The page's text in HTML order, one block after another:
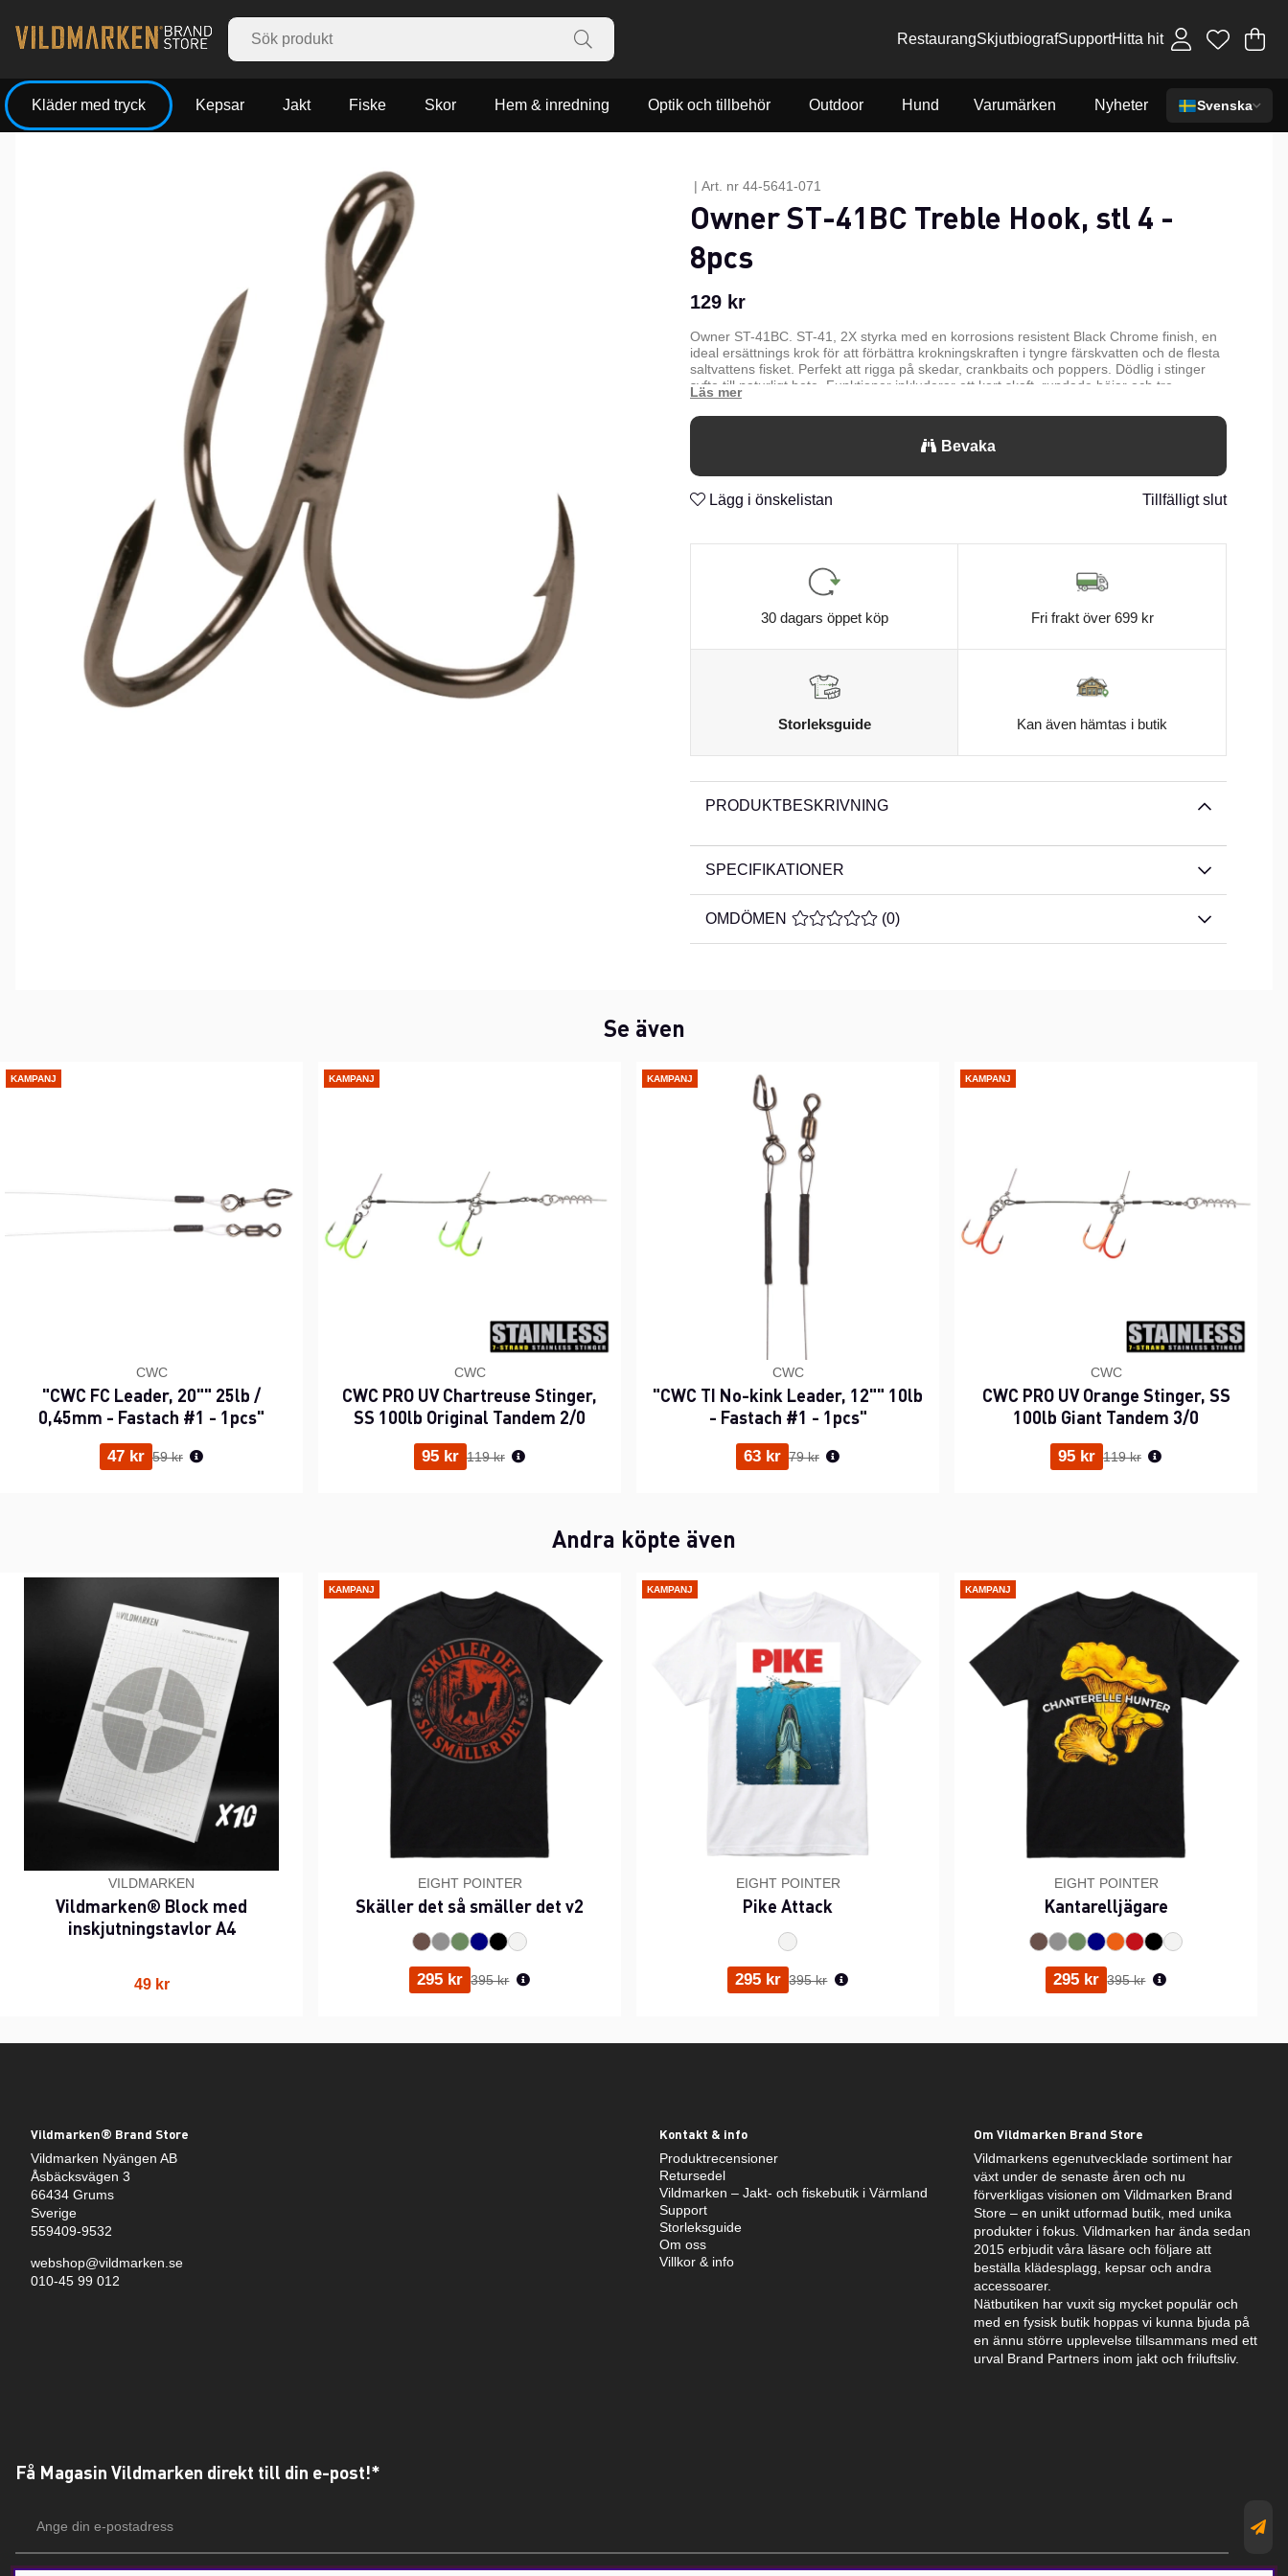
RestaurangSkjutbiografSupportHitta hit .
Kläder med tryck Kepsar Jakt Fiske Skor Hem & inredning Optik och tillbehör Outdoor Hund Varumärken Nyheter Svenska
| Art. nr 44-5641-071
Owner ST-41BC Treble Hook, stl 4 -
8pcs
129 kr
Owner ST-41BC. ST-41, 2X styrka med en korrosions resistent Black Chrome finish, en
ideal ersättnings krok för att förbättra krokningskraften i tyngre färskvatten och de flesta
saltvattens fisket. Perfekt att rigga på skedar, crankbaits och poppers. Dödlig i stinger
syfte till naturligt bete. Funktioner inkluderar ett kort skaft, rundade böjar och tre
graderade inåt slipade Cutting Points.
2X-Strong
n
Bevaka
Lägg i önskelistan Tillfälligt slut
30 dagars öppet köp Fri frakt över 699 kr
Storleksguide Kan även hämtas i butik
PRODUKTBESKRIVNING
SPECIFIKATIONER
OMDÖMEN MEDELBETYG 0 AV 5 ANTAL BETYG 0
(0)
Se även
KAMPANJ
CWC
"CWC FC Leader, 20"" 25lb /
0,45mm - Fastach #1 - 1pcs"
47 kr Ordinarie pris:
59 kr
KAMPANJ
CWC
CWC PRO UV Chartreuse Stinger,
SS 100lb Original Tandem 2/0
95 kr Ordinarie pris:
119 kr
KAMPANJ
CWC
"CWC TI No-kink Leader, 12"" 10lb
- Fastach #1 - 1pcs"
63 kr Ordinarie pris:
79 kr
KAMPANJ
CWC
CWC PRO UV Orange Stinger, SS
100lb Giant Tandem 3/0
95 kr Ordinarie pris:
119 kr
Andra köpte även
VILDMARKEN
Vildmarken® Block med
inskjutningstavlor A4
49 kr
KAMPANJ
EIGHT POINTER
Skäller det så smäller det v2
295 kr Ordinarie pris:
395 kr
KAMPANJ
EIGHT POINTER
Pike Attack
295 kr Ordinarie pris:
395 kr
KAMPANJ
EIGHT POINTER
Kantarelljägare
295 kr Ordinarie pris:
395 kr
Vildmarken® Brand Store
Vildmarken Nyängen AB
Åsbäcksvägen 3
66434 Grums
Sverige
559409-9532
webshop@vildmarken.se
010-45 99 012
Kontakt & info
Produktrecensioner
Retursedel
Vildmarken – Jakt- och fiskebutik i Värmland
Support
Storleksguide
Om oss
Villkor & info
Om Vildmarken Brand Store
Vildmarkens egenutvecklade sortiment har
växt under de senaste åren och nu
förverkligas visionen om Vildmarken Brand
Store – en unikt utformad butik, med unika
produkter i fokus. Vildmarken har ända sedan
2015 erbjudit våra läsare och följare att
beställa klädesplagg, kepsar och andra
accessoarer.
Nätbutiken har vuxit sig mycket populär och
med en fysisk butik hoppas vi kunna bjuda på
en ännu större upplevelse tillsammans med ett
urval Brand Partners inom jakt och friluftsliv.
Få Magasin Vildmarken direkt till din e-post!*
postadress